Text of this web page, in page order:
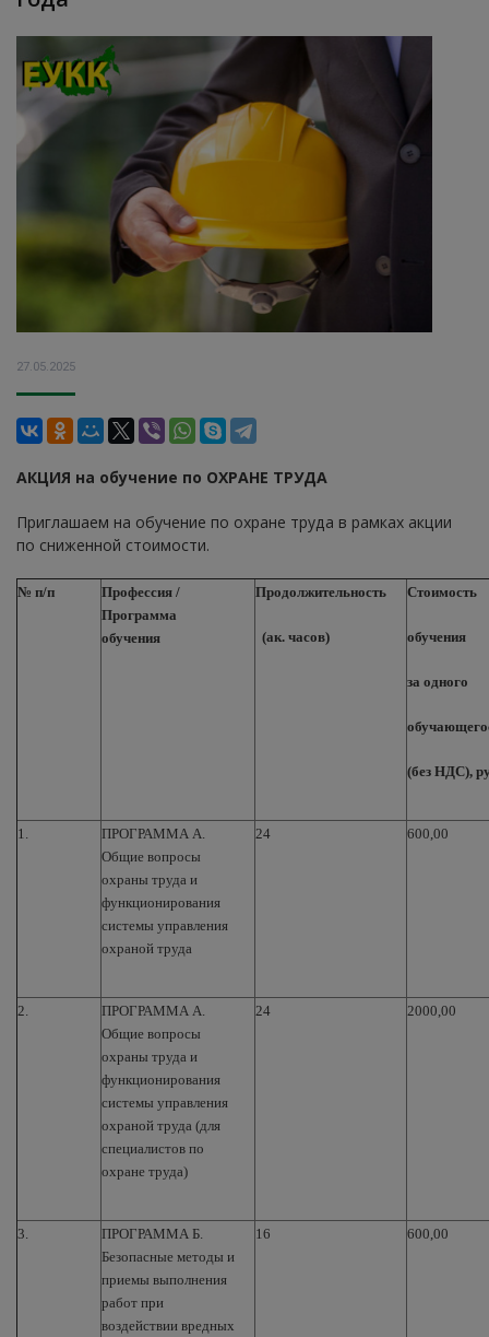
27.05.2025
АКЦИЯ на обучение по ОХРАНЕ ТРУДА
Приглашаем на обучение по охране труда в рамках акции
по сниженной стоимости.
№ п/п
Профессия /
Программа
обучения
Продолжительность
(ак. часов)
Стоимость
обучения
за одного
(без НДС),
1.
ПРОГРАММА А.
Общие вопросы
охраны труда и
функционирования
системы управления
охраной труда
24 600,00
2.
ПРОГРАММА А.
Общие вопросы
охраны труда и
функционирования
системы управления
охраной труда (для
специалистов по
охране труда)
24 2000,00
3.
ПРОГРАММА Б.
Безопасные методы и
приемы выполнения
работ при
воздействии вредных
16 600,00